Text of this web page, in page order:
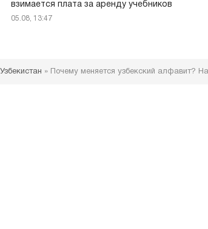
взимается плата за аренду учебников
05.08, 13:47
Узбекистан » Почему меняется узбекский алфавит?